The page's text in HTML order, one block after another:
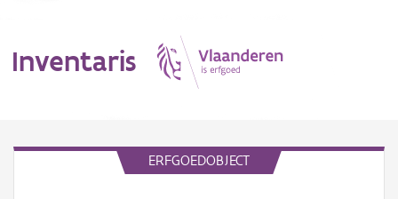
Inventaris
ERFGOEDOBJECT